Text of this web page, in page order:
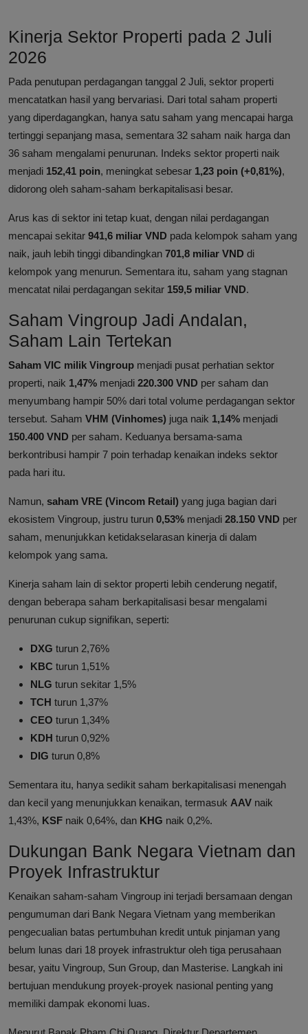
Kinerja Sektor Properti pada 2 Juli
2026
Pada penutupan perdagangan tanggal 2 Juli, sektor properti
mencatatkan hasil yang bervariasi. Dari total saham properti
yang diperdagangkan, hanya satu saham yang mencapai harga
tertinggi sepanjang masa, sementara 32 saham naik harga dan
36 saham mengalami penurunan. Indeks sektor properti naik
menjadi 152,41 poin, meningkat sebesar 1,23 poin (+0,81%),
didorong oleh saham-saham berkapitalisasi besar.
Arus kas di sektor ini tetap kuat, dengan nilai perdagangan
mencapai sekitar 941,6 miliar VND pada kelompok saham yang
naik, jauh lebih tinggi dibandingkan 701,8 miliar VND di
kelompok yang menurun. Sementara itu, saham yang stagnan
mencatat nilai perdagangan sekitar 159,5 miliar VND.
Saham Vingroup Jadi Andalan,
Saham Lain Tertekan
Saham VIC milik Vingroup menjadi pusat perhatian sektor
properti, naik 1,47% menjadi 220.300 VND per saham dan
menyumbang hampir 50% dari total volume perdagangan sektor
tersebut. Saham VHM (Vinhomes) juga naik 1,14% menjadi
150.400 VND per saham. Keduanya bersama-sama
berkontribusi hampir 7 poin terhadap kenaikan indeks sektor
pada hari itu.
Namun, saham VRE (Vincom Retail) yang juga bagian dari
ekosistem Vingroup, justru turun 0,53% menjadi 28.150 VND per
saham, menunjukkan ketidakselarasan kinerja di dalam
kelompok yang sama.
Kinerja saham lain di sektor properti lebih cenderung negatif,
dengan beberapa saham berkapitalisasi besar mengalami
penurunan cukup signifikan, seperti:
DXG turun 2,76%
KBC turun 1,51%
NLG turun sekitar 1,5%
TCH turun 1,37%
CEO turun 1,34%
KDH turun 0,92%
DIG turun 0,8%
Sementara itu, hanya sedikit saham berkapitalisasi menengah
dan kecil yang menunjukkan kenaikan, termasuk AAV naik
1,43%, KSF naik 0,64%, dan KHG naik 0,2%.
Dukungan Bank Negara Vietnam dan
Proyek Infrastruktur
Kenaikan saham-saham Vingroup ini terjadi bersamaan dengan
pengumuman dari Bank Negara Vietnam yang memberikan
pengecualian batas pertumbuhan kredit untuk pinjaman yang
belum lunas dari 18 proyek infrastruktur oleh tiga perusahaan
besar, yaitu Vingroup, Sun Group, dan Masterise. Langkah ini
bertujuan mendukung proyek-proyek nasional penting yang
memiliki dampak ekonomi luas.